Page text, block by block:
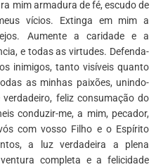
mim armadura de fé, escudo de
vícios. Extinga em mim a
Aumente a caridade e a
e todas as virtudes. Defenda-
inimigos, tanto visíveis quanto
as minhas paixões, unindo-
feliz consumação do
conduzir-me, a mim, pecador,
com vosso Filho e o Espírito
a luz verdadeira a plena
completa e a felicidade